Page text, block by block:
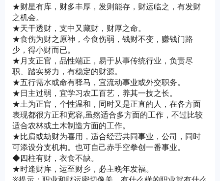
★财星有库，财多丰厚，发则能存，财运临之，有发财
之机会。
★天干透财，支中又藏财，财厚之命。
★食伤为财之原神，今食伤弱，钱财不变，赚钱门路
少，得小财而已。
★月支正官，品性端正，易于从事传统行业，负责尽
职、踏实努力，有稳定的财源。
★五行需水或命有驿马，宜流动事业或外交职务。
★日主过弱，宜学习农工百艺，养其一技之长。
★土为正官，个性温和，同时又是正直的人，在各方面
表现都很方正和宽容,虽然适合多方面的工作，不过比较
适合农林或土木制造方面的工作。
★比肩或劫财为喜用，适合经营共同事业，公司，同时
可添设分支机构。也可自己赤手空拳创一番事业。
◆四柱有财，衣食不缺。
★时逢财库，运至财乡，必主晚年发福。